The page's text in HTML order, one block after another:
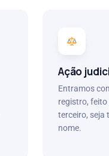
Ação
Entramos
registro,
terceiro, seja
nome.